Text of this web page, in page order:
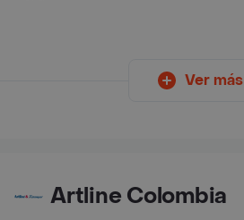
Ver más
Artline Colombia